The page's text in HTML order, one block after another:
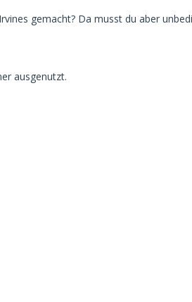
gemacht? Da musst du aber
ausgenutzt.